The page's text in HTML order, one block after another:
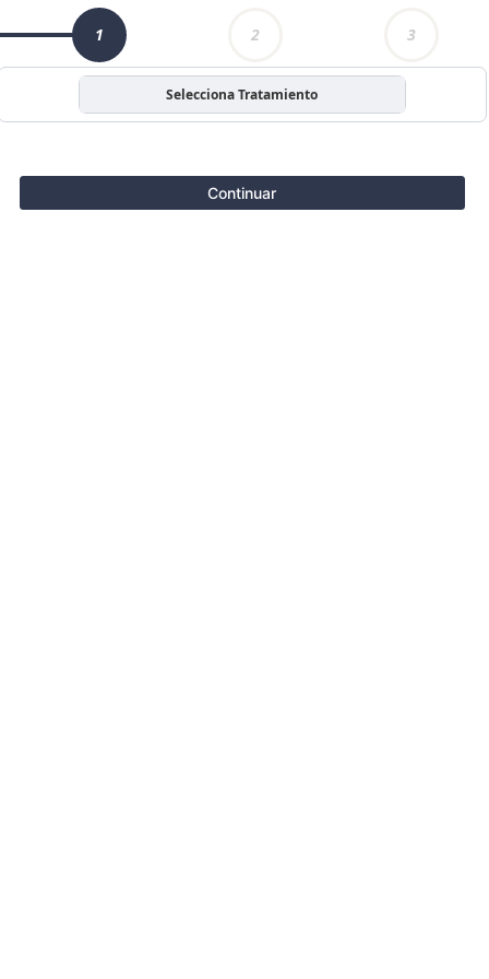
1 2 3
Selecciona Tratamiento
Continuar